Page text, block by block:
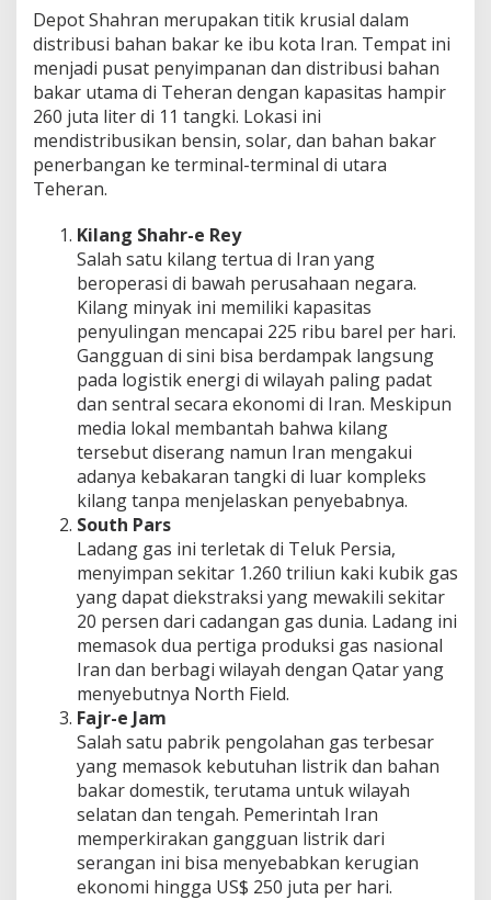
Depot Shahran merupakan titik krusial dalam
distribusi bahan bakar ke ibu kota Iran. Tempat ini
menjadi pusat penyimpanan dan distribusi bahan
bakar utama di Teheran dengan kapasitas hampir
260 juta liter di 11 tangki. Lokasi ini
mendistribusikan bensin, solar, dan bahan bakar
penerbangan ke terminal-terminal di utara
Teheran.
Kilang Shahr-e Rey
Salah satu kilang tertua di Iran yang
beroperasi di bawah perusahaan negara.
Kilang minyak ini memiliki kapasitas
penyulingan mencapai 225 ribu barel per hari.
Gangguan di sini bisa berdampak langsung
pada logistik energi di wilayah paling padat
dan sentral secara ekonomi di Iran. Meskipun
media lokal membantah bahwa kilang
tersebut diserang namun Iran mengakui
adanya kebakaran tangki di luar kompleks
kilang tanpa menjelaskan penyebabnya.
South Pars
Ladang gas ini terletak di Teluk Persia,
menyimpan sekitar 1.260 triliun kaki kubik gas
yang dapat diekstraksi yang mewakili sekitar
20 persen dari cadangan gas dunia. Ladang ini
memasok dua pertiga produksi gas nasional
Iran dan berbagi wilayah dengan Qatar yang
menyebutnya North Field.
Fajr-e Jam
Salah satu pabrik pengolahan gas terbesar
yang memasok kebutuhan listrik dan bahan
bakar domestik, terutama untuk wilayah
selatan dan tengah. Pemerintah Iran
memperkirakan gangguan listrik dari
serangan ini bisa menyebabkan kerugian
ekonomi hingga US$ 250 juta per hari.